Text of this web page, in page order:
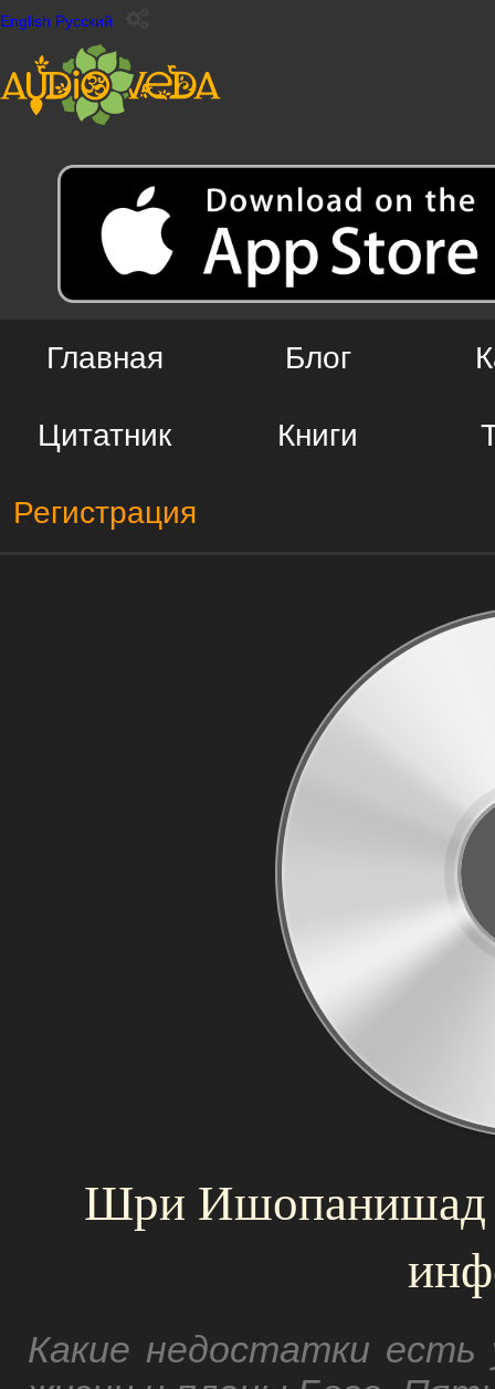
English Русский
Главная Блог
Цитатник Книги
Регистрация
Шри Ишопанишад
Какие недостатки есть